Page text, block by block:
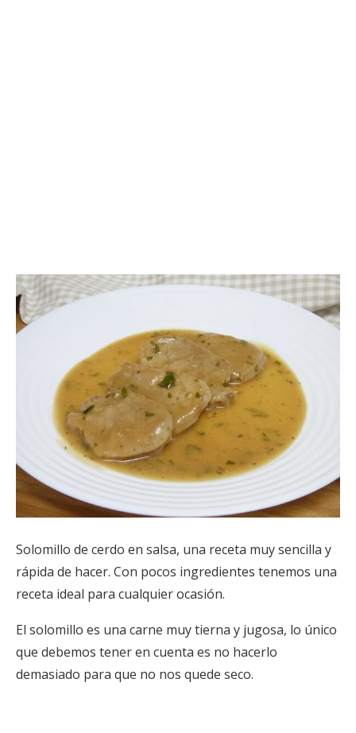
Solomillo de cerdo en salsa, una receta muy sencilla y
rápida de hacer. Con pocos ingredientes tenemos una
receta ideal para cualquier ocasión.
El solomillo es una carne muy tierna y jugosa, lo único
que debemos tener en cuenta es no hacerlo
demasiado para que no nos quede seco.